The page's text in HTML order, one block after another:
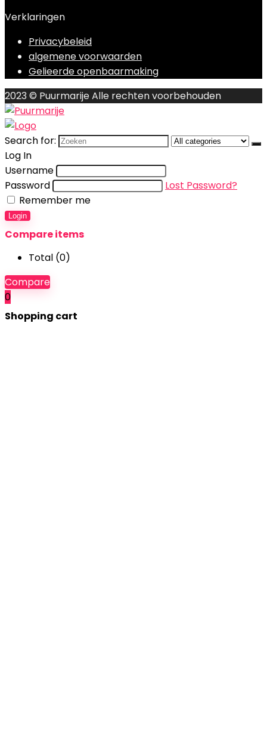
Verklaringen
Privacybeleid
algemene voorwaarden
Gelieerde openbaarmaking
2023 © Puurmarije Alle rechten voorbehouden
Search for:
Log In
Username
Password
Lost Password?
Remember me
Login
Compare items
Total (0)
Compare
0
Shopping cart